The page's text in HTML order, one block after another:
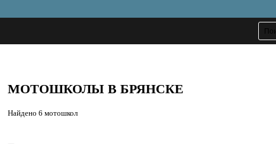
МОТОШКОЛЫ В БРЯНСКЕ
Найдено 6 мотошкол